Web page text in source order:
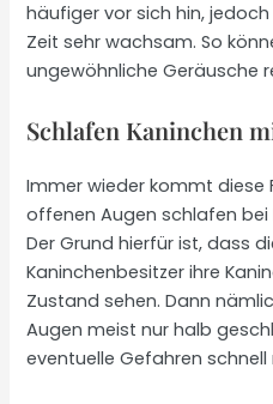
häufiger vor sich hin,
Zeit sehr wachsam. So
ungewöhnliche Geräusche
Schlafen Kaninchen
Immer wieder kommt diese
offenen Augen schlafen bei
Der Grund hierfür ist, dass
Kaninchenbesitzer ihre
Zustand sehen. Dann
Augen meist nur halb
eventuelle Gefahren schnell